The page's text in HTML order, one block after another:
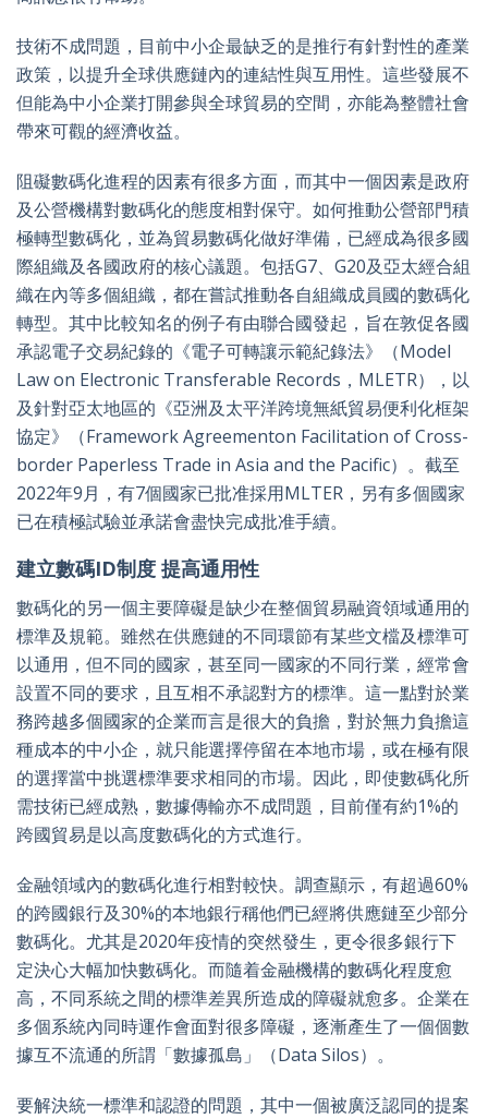
技術不成問題，目前中小企最缺乏的是推行有針對性的產業
政策，以提升全球供應鏈內的連結性與互用性。這些發展不
但能為中小企業打開參與全球貿易的空間，亦能為整體社會
帶來可觀的經濟收益。
阻礙數碼化進程的因素有很多方面，而其中一個因素是政府
及公營機構對數碼化的態度相對保守。如何推動公營部門積
極轉型數碼化，並為貿易數碼化做好準備，已經成為很多國
際組織及各國政府的核心議題。包括G7、G20及亞太經合組
織在內等多個組織，都在嘗試推動各自組織成員國的數碼化
轉型。其中比較知名的例子有由聯合國發起，旨在敦促各國
承認電子交易紀錄的《電子可轉讓示範紀錄法》（Model
Law on Electronic Transferable Records，MLETR），以
及針對亞太地區的《亞洲及太平洋跨境無紙貿易便利化框架
協定》（Framework Agreementon Facilitation of Cross-
border Paperless Trade in Asia and the Pacific）。截至
2022年9月，有7個國家已批准採用MLTER，另有多個國家
已在積極試驗並承諾會盡快完成批准手續。
建立數碼ID制度 提高通用性
數碼化的另一個主要障礙是缺少在整個貿易融資領域通用的
標準及規範。雖然在供應鏈的不同環節有某些文檔及標準可
以通用，但不同的國家，甚至同一國家的不同行業，經常會
設置不同的要求，且互相不承認對方的標準。這一點對於業
務跨越多個國家的企業而言是很大的負擔，對於無力負擔這
種成本的中小企，就只能選擇停留在本地市場，或在極有限
的選擇當中挑選標準要求相同的市場。因此，即使數碼化所
需技術已經成熟，數據傳輸亦不成問題，目前僅有約1%的
跨國貿易是以高度數碼化的方式進行。
金融領域內的數碼化進行相對較快。調查顯示，有超過60%
的跨國銀行及30%的本地銀行稱他們已經將供應鏈至少部分
數碼化。尤其是2020年疫情的突然發生，更令很多銀行下
定決心大幅加快數碼化。而隨着金融機構的數碼化程度愈
高，不同系統之間的標準差異所造成的障礙就愈多。企業在
多個系統內同時運作會面對很多障礙，逐漸產生了一個個數
據互不流通的所謂「數據孤島」（Data Silos）。
要解決統一標準和認證的問題，其中一個被廣泛認同的提案